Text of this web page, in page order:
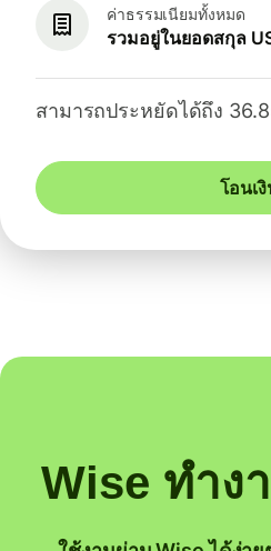
ค่าธรรมเนียมทั้งหมด
รวมอยู่ในยอดสกุล
สามารถประหยัดได้ถึง
โอนเ
Wise ทำง